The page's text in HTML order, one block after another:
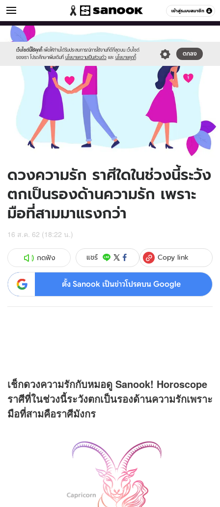
เข้าสู่ระบบสมาชิก
ดูดวง หมวดอื่นๆ
เว็บไซต์นี้ใช้คุกกี้ เพื่อให้ท่านได้รับประสบการณ์การใช้งานที่ดีที่สุดบน เว็บไซต์
ของเรา โปรดศึกษาเพิ่มเติมที่ นโยบายความเป็นส่วนตัว และ นโยบายคุกกี้
ตกลง
Sanook
//s.isanook.com/sr/0/images/logo-
new-
sanook.png
600
60
//s.isanook.com/ho/0/ud/33/166101/brokenheart.jpg
ดวงความรัก ราศีใดในช่วงนี้ระวัง
ตกเป็นรองด้านความรัก เพราะ
มือที่สามมาแรงกว่า
16 ส.ค. 62 (18:22 น.)
กดฟัง แชร์ Copy link
ตั้ง Sanook เป็นข่าวโปรดบน Google
เช็กดวงความรักกับหมอดู Sanook! Horoscope
ราศีที่ในช่วงนี้ระวังตกเป็นรองด้านความรักเพราะ
มือที่สามคือราศีมังกร